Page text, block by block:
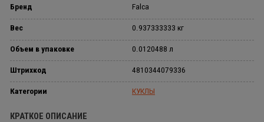
Бренд Falca
Вес 0.937333333 кг
Объем в упаковке 0.0120488 л
Штрихкод 4810344079336
Категории КУКЛЫ
КРАТКОЕ ОПИСАНИЕ